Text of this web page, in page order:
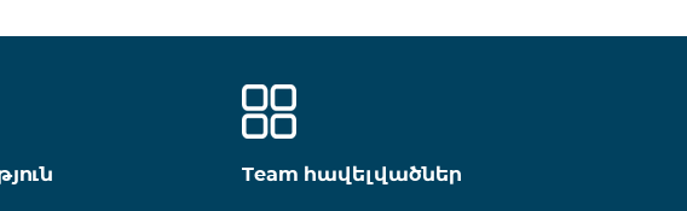
Team հավելվածներ